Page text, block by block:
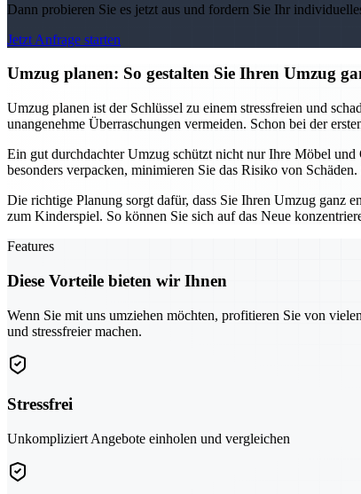
Dann probieren Sie es jetzt aus und fordern Sie Ihr
Jetzt Anfrage starten
Umzug planen: So gestalten Sie Ihren Umzug
Umzug planen ist der Schlüssel zu einem stressfreien und
unangenehme Überraschungen vermeiden. Schon bei der
Ein gut durchdachter Umzug schützt nicht nur Ihre Möbel
besonders verpacken, minimieren Sie das Risiko von
Die richtige Planung sorgt dafür, dass Sie Ihren Umzug ganz
zum Kinderspiel. So können Sie sich auf das Neue
Features
Diese Vorteile bieten wir Ihnen
Wenn Sie mit uns umziehen möchten, profitieren Sie von
und stressfreier machen.
Stressfrei
Unkompliziert Angebote einholen und vergleichen